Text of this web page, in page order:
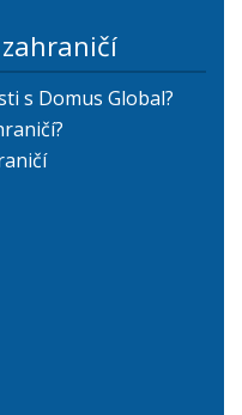
s Domus Global?